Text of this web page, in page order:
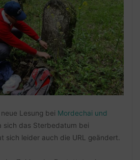
Lesung bei Mordechai und
sich das Sterbedatum bei
sich leider auch die URL geändert.